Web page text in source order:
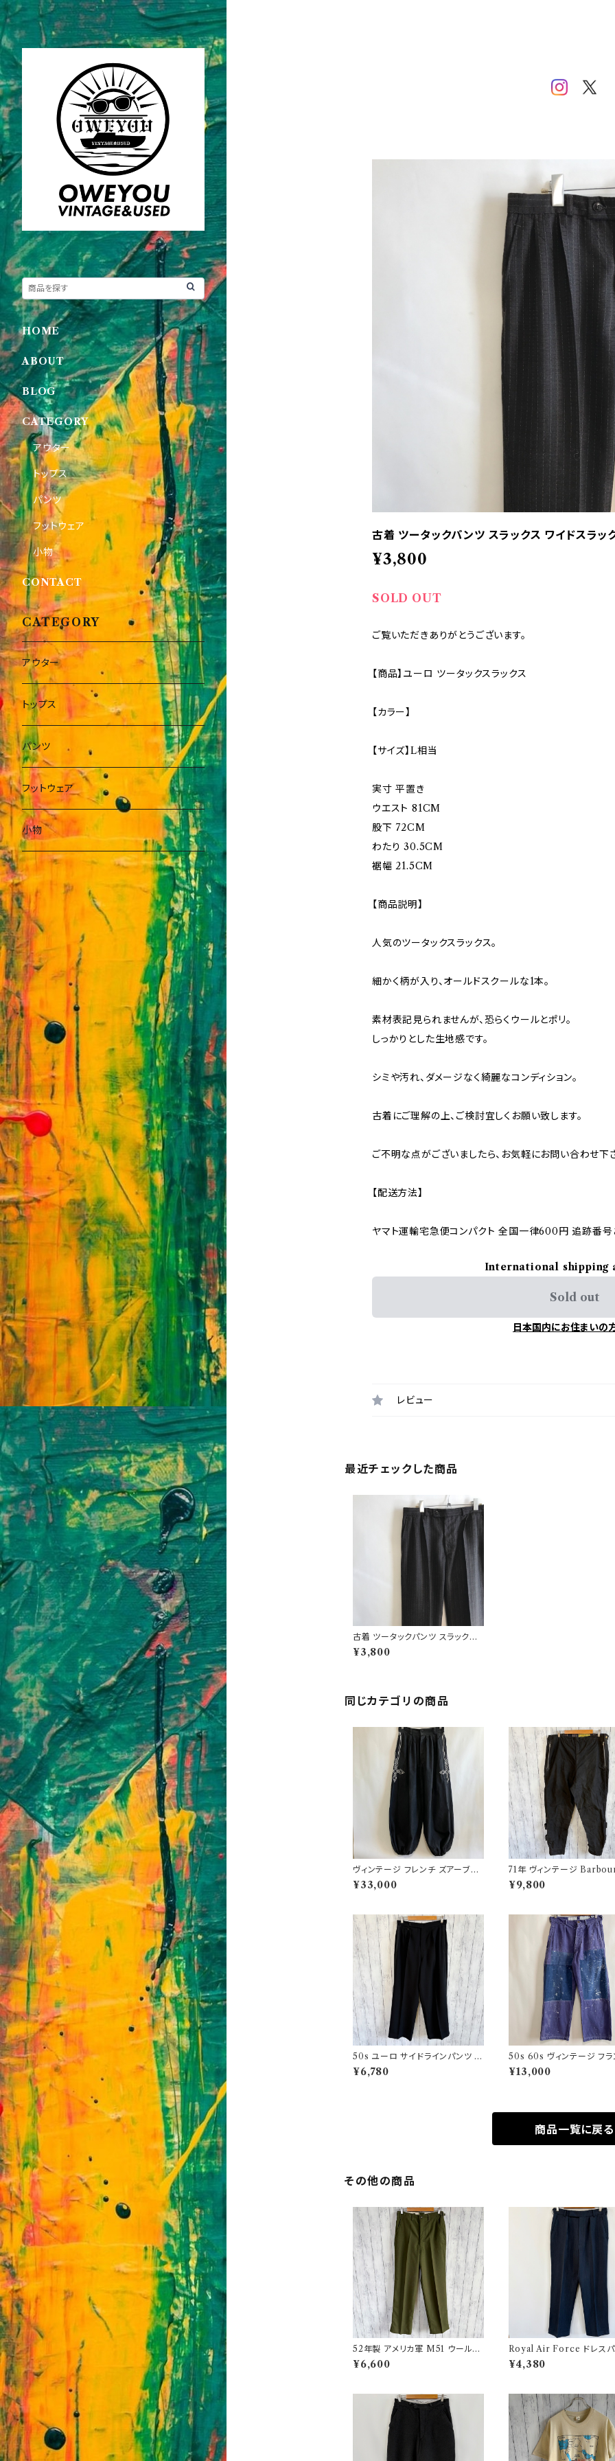
古着 ツータックパンツ スラックス ワイドスラッ
¥3,800
SOLD OUT
ご覧いただきありがとうございます。
【商品】ユーロ ツータックスラックス
【カラー】
【サイズ】L相当
実寸 平置き
ウエスト 81CM
股下 72CM
わたり 30.5CM
裾幅 21.5CM
【商品説明】
人気のツータックスラックス。
細かく柄が入り、オールドスクールな1本。
素材表記見られませんが、恐らくウールとポリ。
しっかりとした生地感です。
シミや汚れ、ダメージなく綺麗なコンディション。
古着にご理解の上、ご検討宜しくお願い致します。
ご不明な点がございましたら、お気軽にお問い合わせ下
【配送方法】
ヤマト運輸宅急便コンパクト 全国一律600円 追跡番号
International shipping
Sold out
日本国内にお住まいの
レビュー
最近チェックした商品
古着 ツータックパンツ スラックス
ワイドスラックス
¥3,800
同じカテゴリの商品
ヴィンテージ フレンチ ズアーブパ
ンツ ミリタリー フランス軍 フレン
チアンティーク
¥33,000
71年 ヴィンテージ
グ インターナショナルパン
ルドパンツ Barbour
¥9,800
50s ユーロ サイドラインパンツ ウ
ールパンツ ワイドスラックドレスパ
ンツ
¥6,780
50s 60s ヴィンテージ フラ
ワークパンツ ペンキ パッチ
¥13,000
商品一覧に戻る
その他の商品
52年製 アメリカ軍 M51 ウールパ
ンツ ミリタリーパンツ スラックス
ヴィンテージ US ARMY 13
¥6,600
Royal Air Force ドレスパ
イギリス軍 スラックス ミリ
ンツ 8
¥4,380
HOME
ABOUT
BLOG
CATEGORY
アウター
トップス
パンツ
フットウェア
小物
CONTACT
CATEGORY
アウター
トップス
パンツ
フットウェア
小物